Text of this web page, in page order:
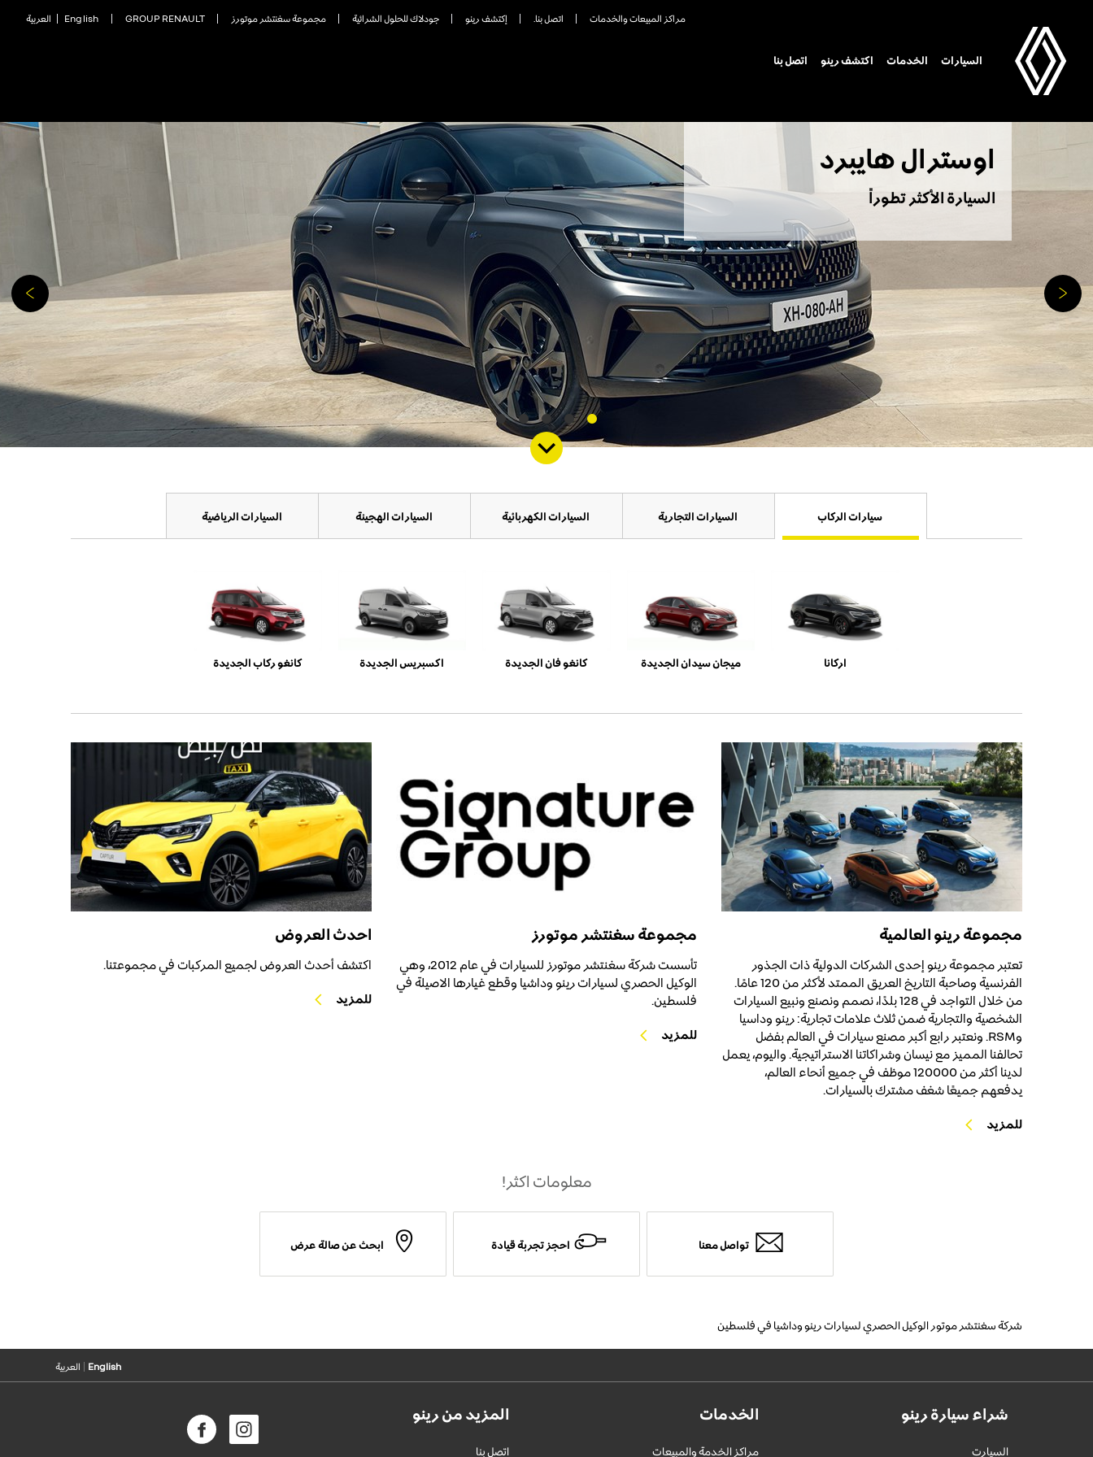
اوسترال هايبرد
السيارة الأكثر تطوراً
سيارات الركاب السيارات التجارية السيارات الكهربائية السيارات الهجينة السيارات الرياضية
اركانا ميجان سيدان الجديدة كانغو فان الجديدة اكسبريس الجديدة كانغو ركاب الجديدة
مجموعة رينو العالمية
تعتبر مجموعة رينو إحدى الشركات الدولية ذات الجذور
الفرنسية وصاحبة التاريخ العريق الممتد لأكثر من 120 عامًا.
من خلال التواجد في 128 بلدًا، نصمم ونصنع ونبيع السيارات
الشخصية والتجارية ضمن ثلاث علامات تجارية: رينو وداسيا
وRSM. ونعتبر رابع أكبر مصنع سيارات في العالم بفضل
تحالفنا المميز مع نيسان وشراكاتنا الاستراتيجية. واليوم، يعمل
لدينا أكثر من 120000 موظف في جميع أنحاء العالم،
يدفعهم جميعًا شغف مشترك بالسيارات.
للمزيد
مجموعة سغنتشر موتورز
تأسست شركة سغنتشر موتورز للسيارات في عام 2012، وهي
الوكيل الحصري لسيارات رينو وداشيا وقطع غيارها الاصيلة في
فلسطين.
للمزيد
احدث العروض
اكتشف أحدث العروض لجميع المركبات في مجموعتنا.
للمزيد
معلومات اكثر!
تواصل معنا احجز تجربة قيادة ابحث عن صالة عرض
شركة سغنتشر موتور الوكيل الحصري لسيارات رينو وداشيا في فلسطين